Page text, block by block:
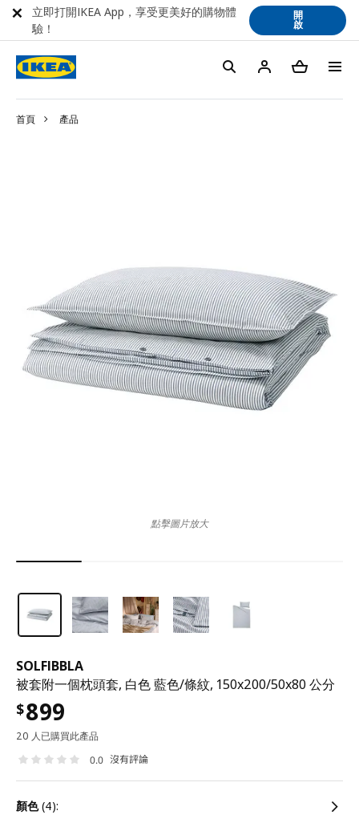
首頁 產品
SOLFIBBLA
被套附一個枕頭套, 白色 藍色/條紋, 150x200/50x80 公分
$899
20 人已購買此產品
0.0 沒有評論
顏色(4):
點擊圖片放大
立即打開IKEA App，享受更美好的購物體
驗！
開
啟